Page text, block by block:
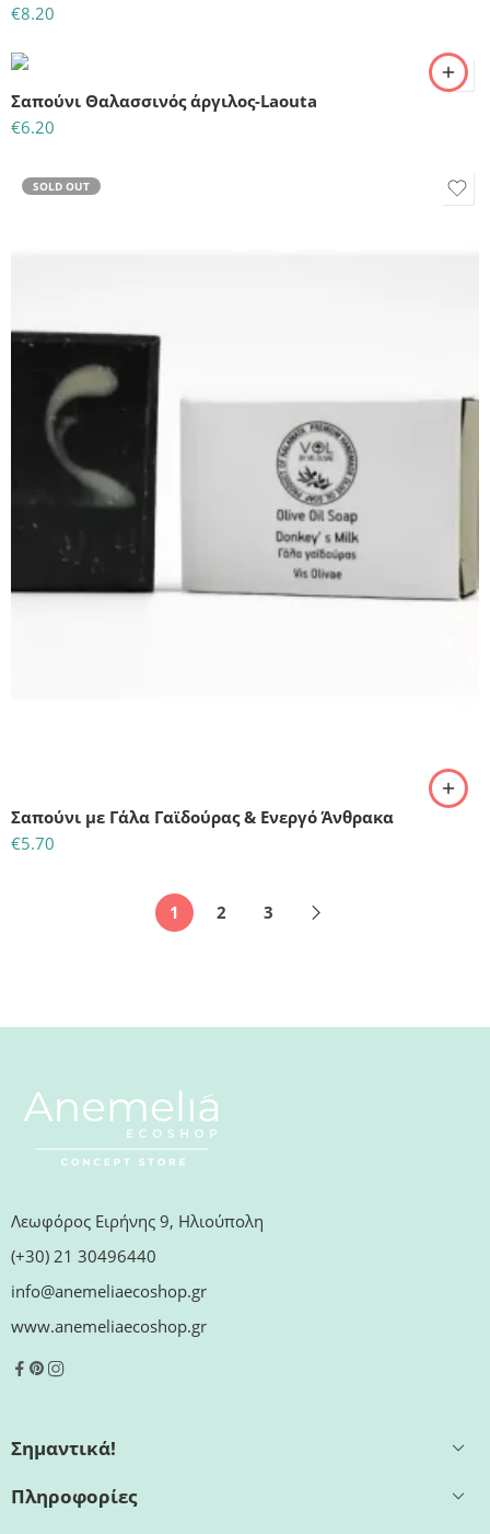
€8.20
Σαπούνι Θαλασσινός άργιλος-Laouta
€6.20
SOLD OUT
Σαπούνι με Γάλα Γαϊδούρας & Ενεργό Άνθρακα
€5.70
1 2 3
Λεωφόρος Ειρήνης 9, Ηλιούπολη
(+30) 21 30496440
info@anemeliaecoshop.gr
www.anemeliaecoshop.gr
Σημαντικά!
Πληροφορίες